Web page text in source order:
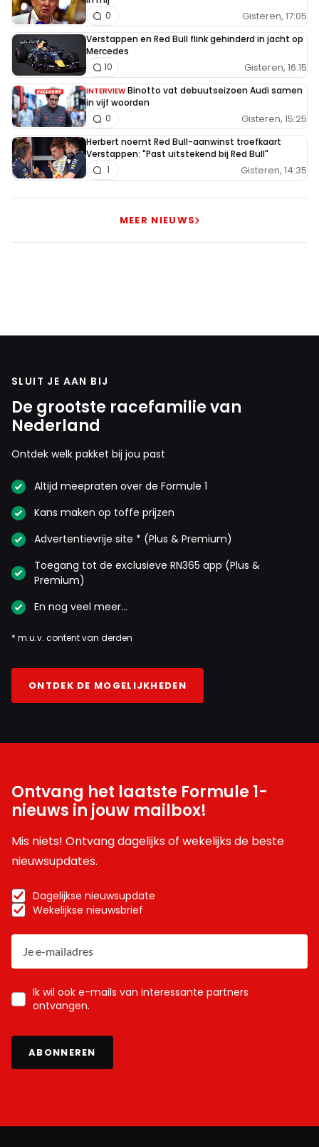
Gisteren, 17:05
0
Verstappen en Red Bull flink gehinderd in jacht op
Mercedes
Gisteren, 16:15
10
INTERVIEW Binotto vat debuutseizoen Audi samen
in vijf woorden
Gisteren, 15:25
0
Herbert noemt Red Bull-aanwinst troefkaart
Verstappen: "Past uitstekend bij Red Bull"
Gisteren, 14:35
1
MEER NIEUWS
SLUIT JE AAN BIJ
De grootste racefamilie van
Nederland
Ontdek welk pakket bij jou past
Altijd meepraten over de Formule 1
Kans maken op toffe prijzen
Advertentievrije site * (Plus & Premium)
Toegang tot de exclusieve RN365 app (Plus &
Premium)
En nog veel meer…
* m.u.v. content van derden
ONTDEK DE MOGELIJKHEDEN
Ontvang het laatste Formule 1-
nieuws in jouw mailbox!
Mis niets! Ontvang dagelijks of wekelijks de beste
nieuwsupdates.
Dagelijkse nieuwsupdate
Wekelijkse nieuwsbrief
Ik wil ook e-mails van interessante partners
ontvangen.
ABONNEREN